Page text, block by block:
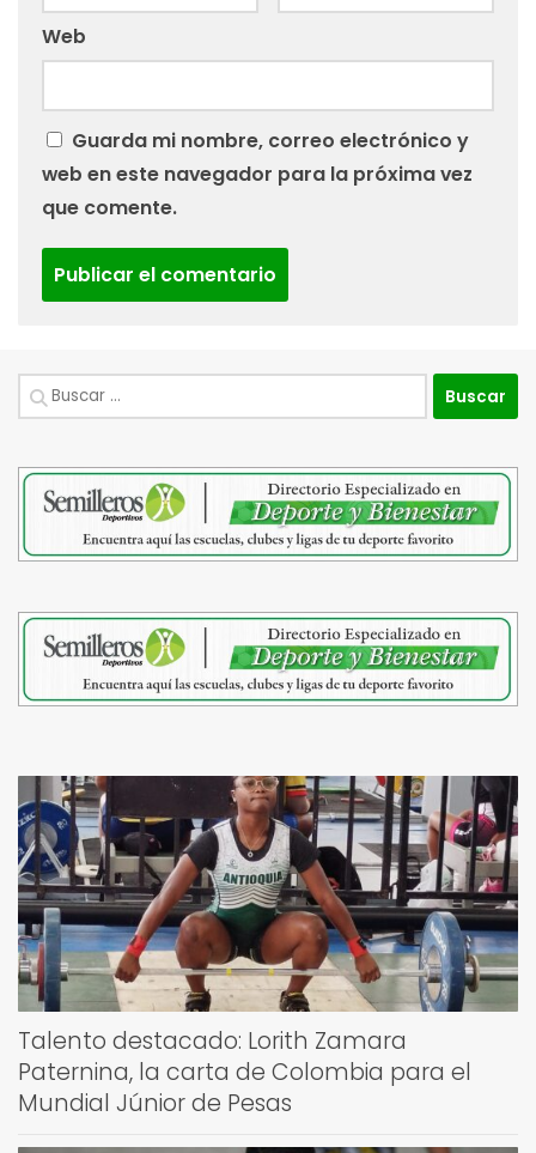
Web
Guarda mi nombre, correo electrónico y
web en este navegador para la próxima vez
que comente.
Buscar:
Talento destacado: Lorith Zamara
Paternina, la carta de Colombia para el
Mundial Júnior de Pesas